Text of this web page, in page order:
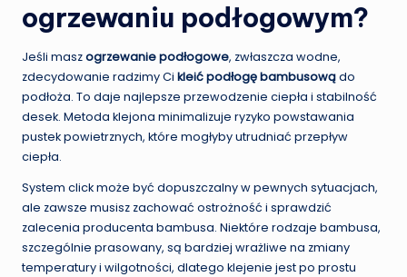
ogrzewaniu podłogowym?
Jeśli maszogrzewanie podłogowe, zwłaszcza wodne,
zdecydowanie radzimy Ci kleić podłogę bambusowądo
podłoża. To daje najlepsze przewodzenie ciepła i stabilność
desek. Metoda klejona minimalizuje ryzyko powstawania
pustek powietrznych, które mogłyby utrudniać przepływ
ciepła.
System click może być dopuszczalny w pewnych sytuacjach,
ale zawsze musisz zachować ostrożność i sprawdzić
zalecenia producenta bambusa. Niektóre rodzaje bambusa,
szczególnie prasowany, są bardziej wrażliwe na zmiany
temperatury i wilgotności, dlatego klejenie jest po prostu